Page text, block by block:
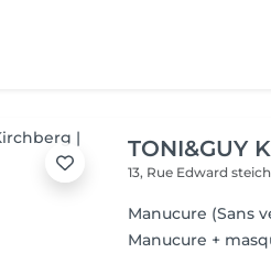
TONI&GUY
13, Rue Edward
Manucure (Sans
Manucure +